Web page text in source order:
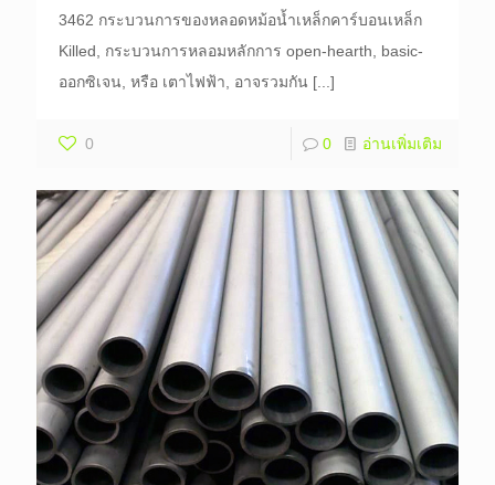
3462 กระบวนการของหลอดหม้อน้ำเหล็กคาร์บอนเหล็ก
Killed, กระบวนการหลอมหลักการ open-hearth, basic-
ออกซิเจน, หรือ เตาไฟฟ้า, อาจรวมกัน [...]
0 0 อ่านเพิ่มเติม